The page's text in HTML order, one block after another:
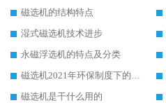
磁选机的结构特点
湿式磁选机技术进步
永磁浮选机的特点及分类
磁选机2021年环保制度下的发展出路
磁选机是干什么用的